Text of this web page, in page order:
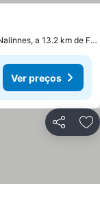
a 13.2 km de
Ver preços
Partilhar